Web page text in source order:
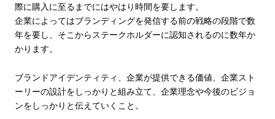
際に購入に至るまでにはやはり時間を要します。
企業によってはブランディングを発信する前の戦略の段階で数
年を要し、そこからステークホルダーに認知されるのに数年か
かります。
ブランドアイデンティティ、企業が提供できる価値、企業スト
ーリーの設計をしっかりと組み立て、企業理念や今後のビジョ
ンをしっかりと伝えていくこと。